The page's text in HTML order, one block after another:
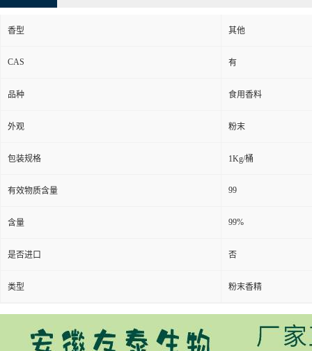
香型 其他
CAS 有
品种 食用香料
外观 粉末
包装规格 1Kg/桶
有效物质含量 99
含量 99%
是否进口 否
类型 粉末香精